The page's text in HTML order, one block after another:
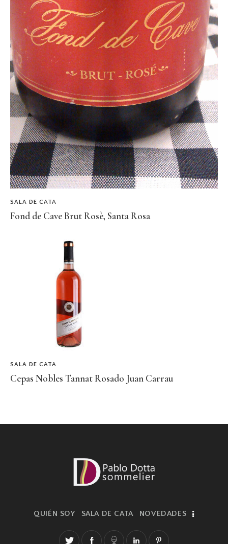
SALA DE CATA
Fond de Cave Brut Rosè, Santa Rosa
SALA DE CATA
Cepas Nobles Tannat Rosado Juan Carrau
QUIÉN SOY SALA DE CATA NOVEDADES